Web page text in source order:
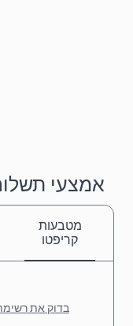
אמצעי
מטבעות
קריפטו
בדוק את